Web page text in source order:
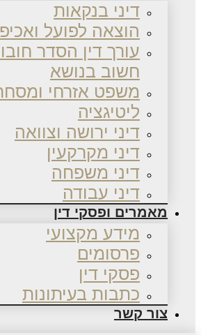
דיני בנקאות
הוצאה לפועל ואכיפת
עורך דין הסדר
חשוב בנושא
משפט אזרחי ומסחרי
ליטיגציה
דיני ירושה וצוואה
דיני מקרקעין
דיני משפחה
דיני עבודה
מאמרים ופסקי דין
מידע מקצועי
פרסומים
פסקי דין
כתבות בעיתונות
צור קשר